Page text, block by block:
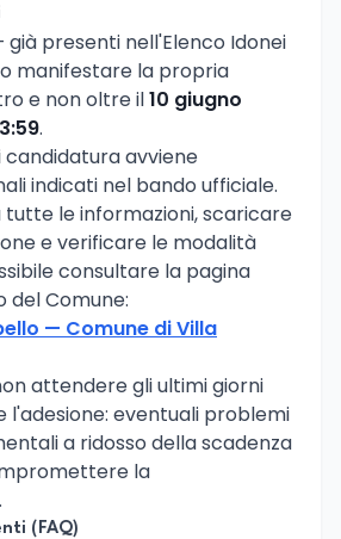
presenti nell'Elenco Idonei
manifestare la propria
e non oltre il10 giugno
.
candidatura avviene
indicati nel bando ufficiale.
le informazioni, scaricare
e verificare le modalità
consultare la pagina
del Comune:
— Comune di Villa
attendere gli ultimi giorni
eventuali problemi
a ridosso della scadenza
la
(FAQ)